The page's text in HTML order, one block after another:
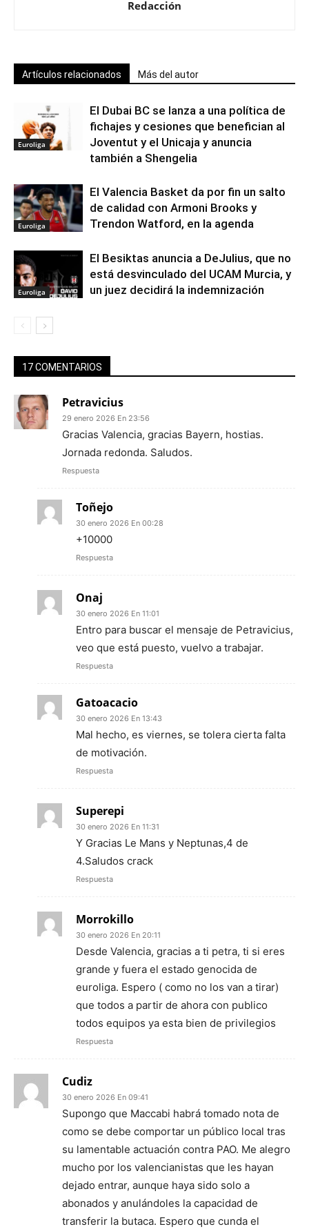
Redacción
Artículos relacionados Más del autor
Euroliga
El Dubai BC se lanza a una política de
fichajes y cesiones que benefician al
Joventut y el Unicaja y anuncia
también a Shengelia
Euroliga
El Valencia Basket da por fin un salto
de calidad con Armoni Brooks y
Trendon Watford, en la agenda
Euroliga
El Besiktas anuncia a DeJulius, que no
está desvinculado del UCAM Murcia, y
un juez decidirá la indemnización
17 COMENTARIOS
Petravicius
29 enero 2026 En 23:56
Gracias Valencia, gracias Bayern, hostias.
Jornada redonda. Saludos.
Respuesta
Toñejo
30 enero 2026 En 00:28
+10000
Respuesta
Onaj
30 enero 2026 En 11:01
Entro para buscar el mensaje de Petravicius,
veo que está puesto, vuelvo a trabajar.
Respuesta
Gatoacacio
30 enero 2026 En 13:43
Mal hecho, es viernes, se tolera cierta falta
de motivación.
Respuesta
Superepi
30 enero 2026 En 11:31
Y Gracias Le Mans y Neptunas,4 de
4.Saludos crack
Respuesta
Morrokillo
30 enero 2026 En 20:11
Desde Valencia, gracias a ti petra, ti si eres
grande y fuera el estado genocida de
euroliga. Espero ( como no los van a tirar)
que todos a partir de ahora con publico
todos equipos ya esta bien de privilegios
Respuesta
Cudiz
30 enero 2026 En 09:41
Supongo que Maccabi habrá tomado nota de
como se debe comportar un público local tras
su lamentable actuación contra PAO. Me alegro
mucho por los valencianistas que les hayan
dejado entrar, aunque haya sido solo a
abonados y anulándoles la capacidad de
transferir la butaca. Espero que cunda el